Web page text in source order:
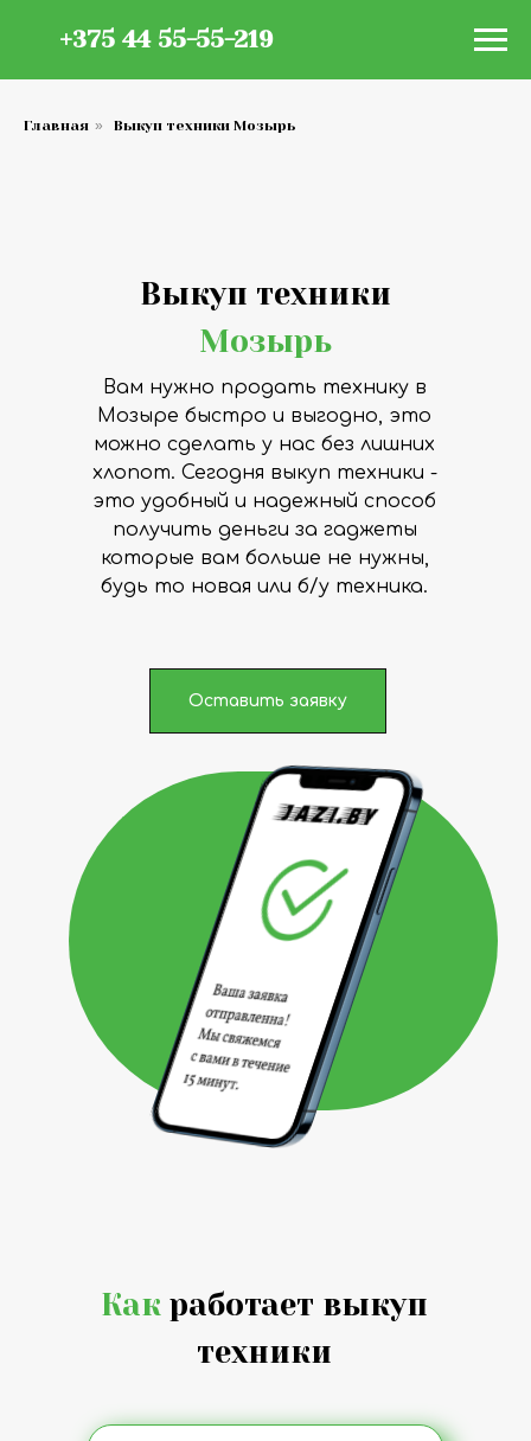
+375 44 55-55-219
Главная » Выкуп техники Мозырь
Выкуп техники
Мозырь
Вам нужно продать технику в
Мозыре быстро и выгодно, это
можно сделать у нас без лишних
хлопот. Сегодня выкуп техники -
это удобный и надежный способ
получить деньги за гаджеты
которые вам больше не нужны,
будь то новая или б/у техника.
Оставить заявку
Как работает выкуп
техники